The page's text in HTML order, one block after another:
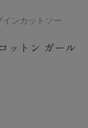
インカットソー
ットン ガール